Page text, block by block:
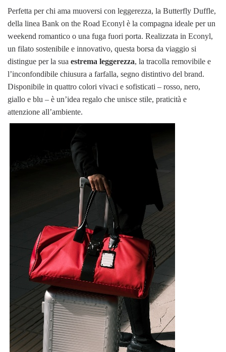
Perfetta per chi ama muoversi con leggerezza, la Butterfly Duffle,
della linea Bank on the Road Econyl è la compagna ideale per un
weekend romantico o una fuga fuori porta. Realizzata in Econyl,
un filato sostenibile e innovativo, questa borsa da viaggio si
distingue per la sua estrema leggerezza, la tracolla removibile e
l’inconfondibile chiusura a farfalla, segno distintivo del brand.
Disponibile in quattro colori vivaci e sofisticati – rosso, nero,
giallo e blu – è un’idea regalo che unisce stile, praticità e
attenzione all’ambiente.